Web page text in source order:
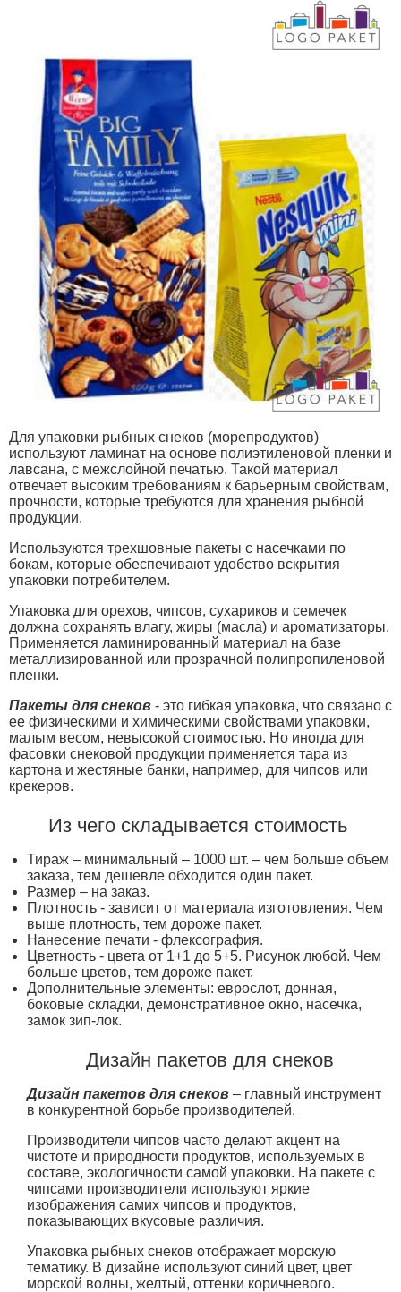
Для упаковки рыбных снеков (морепродуктов)
используют ламинат на основе полиэтиленовой пленки и
лавсана, с межслойной печатью. Такой материал
отвечает высоким требованиям к барьерным свойствам,
прочности, которые требуются для хранения рыбной
продукции.
Используются трехшовные пакеты с насечками по
бокам, которые обеспечивают удобство вскрытия
упаковки потребителем.
Упаковка для орехов, чипсов, сухариков и семечек
должна сохранять влагу, жиры (масла) и ароматизаторы.
Применяется ламинированный материал на базе
металлизированной или прозрачной полипропиленовой
пленки.
Пакеты для снеков - это гибкая упаковка, что связано с
ее физическими и химическими свойствами упаковки,
малым весом, невысокой стоимостью. Но иногда для
фасовки снековой продукции применяется тара из
картона и жестяные банки, например, для чипсов или
крекеров.
Из чего складывается стоимость
Тираж – минимальный – 1000 шт. – чем больше объем
заказа, тем дешевле обходится один пакет.
Размер – на заказ.
Плотность - зависит от материала изготовления. Чем
выше плотность, тем дороже пакет.
Нанесение печати - флексография.
Цветность - цвета от 1+1 до 5+5. Рисунок любой. Чем
больше цветов, тем дороже пакет.
Дополнительные элементы: еврослот, донная,
боковые складки, демонстративное окно, насечка,
замок зип-лок.
Дизайн пакетов для снеков
Дизайн пакетов для снеков – главный инструмент
в конкурентной борьбе производителей.
Производители чипсов часто делают акцент на
чистоте и природности продуктов, используемых в
составе, экологичности самой упаковки. На пакете с
чипсами производители используют яркие
изображения самих чипсов и продуктов,
показывающих вкусовые различия.
Упаковка рыбных снеков отображает морскую
тематику. В дизайне используют синий цвет, цвет
морской волны, желтый, оттенки коричневого.